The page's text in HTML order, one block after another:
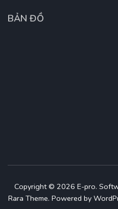
BẢN ĐỒ
Copyright © 2026 E-pro.
Rara Theme. Powered by